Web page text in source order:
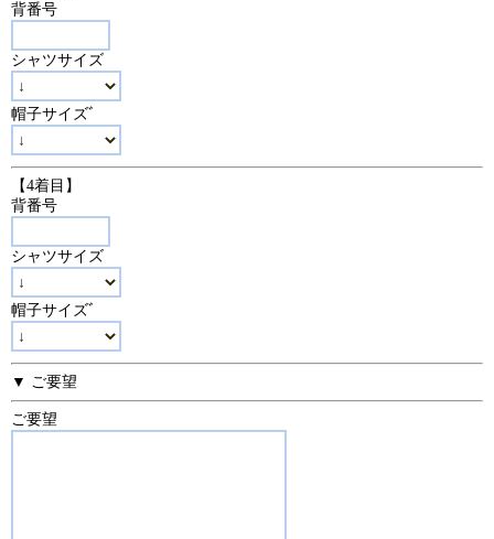
背番号
シャツサイズ
帽子サイズﾞ
【4着目】
背番号
シャツサイズ
帽子サイズﾞ
▼ ご要望
ご要望